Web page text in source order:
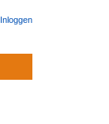
Inloggen